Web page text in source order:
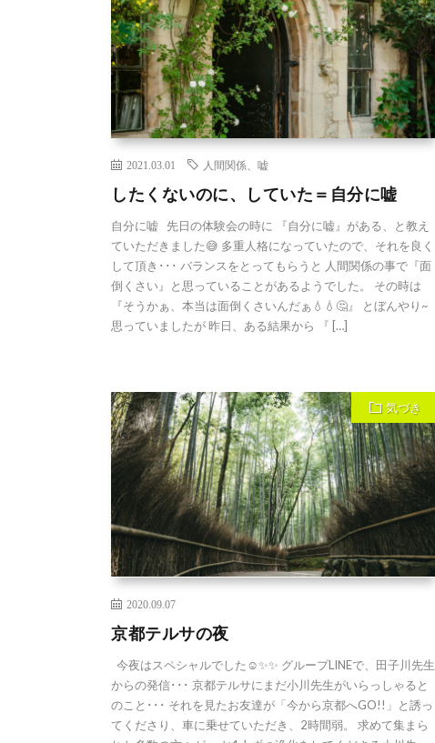
2021.03.01 人間関係、嘘
したくないのに、していた＝自分に嘘
自分に嘘 先日の体験会の時に 『自分に嘘』がある、と教え
ていただきました😅 多重人格になっていたので、それを良く
して頂き･･･ バランスをとってもらうと 人間関係の事で『面
倒くさい』と思っていることがあるようでした。 その時は
『そうかぁ、本当は面倒くさいんだぁ💧💧🤔』 とぼんやり~
思っていましたが 昨日、ある結果から 『 […]
気づき
2020.09.07
京都テルサの夜
今夜はスペシャルでした☺️✨✨ グループLINEで、田子川先生
からの発信･･･ 京都テルサにまだ小川先生がいらっしゃると
のこと･･･ それを見たお友達が「今から京都へGO!!」と誘っ
てくださり、車に乗せていただき、2時間弱。 求めて集まら